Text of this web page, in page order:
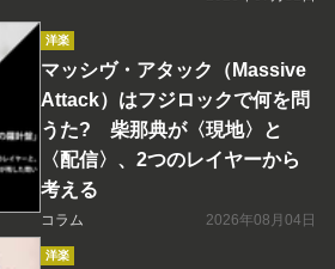
洋楽
マッシヴ・アタック（Massive
Attack）はフジロックで何を問
うた? 柴那典が〈現地〉と
〈配信〉、2つのレイヤーから
考える
コラム 2026年08月04日
洋楽